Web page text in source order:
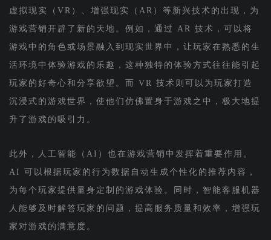
虚拟现实（VR）、增强现实（AR）等新兴技术的出现，为
游戏营销开辟了新的天地。例如，通过 AR 技术，可以将
游戏中的角色或场景融入到现实世界中，让玩家在熟悉的生
活环境中体验游戏的乐趣，这种独特的体验方式往往能引起
玩家的好奇心和分享欲望。而 VR 技术则可以为玩家打造
沉浸式的游戏世界，使他们仿佛置身于游戏之中，极大地提
升了游戏的吸引力。
此外，人工智能（AI）也在游戏营销中发挥着重要作用。
AI 可以根据玩家的行为数据自动生成个性化的推荐内容，
为每个玩家提供量身定制的游戏体验。同时，智能客服机器
人能够及时解答玩家的问题，提高服务质量和效率，增强玩
家对游戏的满意度。